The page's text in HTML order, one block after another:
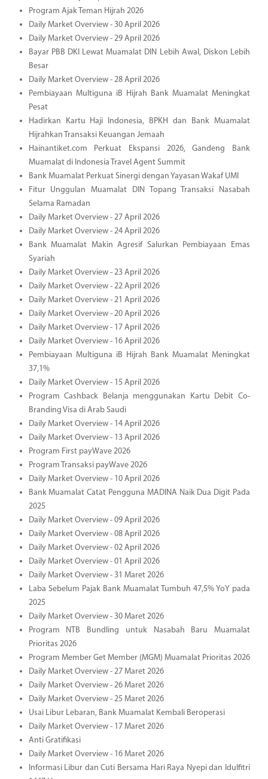
Program Ajak Teman Hijrah 2026
Daily Market Overview - 30 April 2026
Daily Market Overview - 29 April 2026
Bayar PBB DKI Lewat Muamalat DIN Lebih Awal, Diskon Lebih
Besar
Daily Market Overview - 28 April 2026
Pembiayaan Multiguna iB Hijrah Bank Muamalat Meningkat
Pesat
Hadirkan Kartu Haji Indonesia, BPKH dan Bank Muamalat
Hijrahkan Transaksi Keuangan Jemaah
Hainantiket.com Perkuat Ekspansi 2026, Gandeng Bank
Muamalat di Indonesia Travel Agent Summit
Bank Muamalat Perkuat Sinergi dengan Yayasan Wakaf UMI
Fitur Unggulan Muamalat DIN Topang Transaksi Nasabah
Selama Ramadan
Daily Market Overview - 27 April 2026
Daily Market Overview - 24 April 2026
Bank Muamalat Makin Agresif Salurkan Pembiayaan Emas
Syariah
Daily Market Overview - 23 April 2026
Daily Market Overview - 22 April 2026
Daily Market Overview - 21 April 2026
Daily Market Overview - 20 April 2026
Daily Market Overview - 17 April 2026
Daily Market Overview - 16 April 2026
Pembiayaan Multiguna iB Hijrah Bank Muamalat Meningkat
37,1%
Daily Market Overview - 15 April 2026
Program Cashback Belanja menggunakan Kartu Debit Co-
Branding Visa di Arab Saudi
Daily Market Overview - 14 April 2026
Daily Market Overview - 13 April 2026
Program First payWave 2026
Program Transaksi payWave 2026
Daily Market Overview - 10 April 2026
Bank Muamalat Catat Pengguna MADINA Naik Dua Digit Pada
2025
Daily Market Overview - 09 April 2026
Daily Market Overview - 08 April 2026
Daily Market Overview - 02 April 2026
Daily Market Overview - 01 April 2026
Daily Market Overview - 31 Maret 2026
Laba Sebelum Pajak Bank Muamalat Tumbuh 47,5% YoY pada
2025
Daily Market Overview - 30 Maret 2026
Program NTB Bundling untuk Nasabah Baru Muamalat
Prioritas 2026
Program Member Get Member (MGM) Muamalat Prioritas 2026
Daily Market Overview - 27 Maret 2026
Daily Market Overview - 26 Maret 2026
Daily Market Overview - 25 Maret 2026
Usai Libur Lebaran, Bank Muamalat Kembali Beroperasi
Daily Market Overview - 17 Maret 2026
Anti Gratifikasi
Daily Market Overview - 16 Maret 2026
Informasi Libur dan Cuti Bersama Hari Raya Nyepi dan Idulfitri